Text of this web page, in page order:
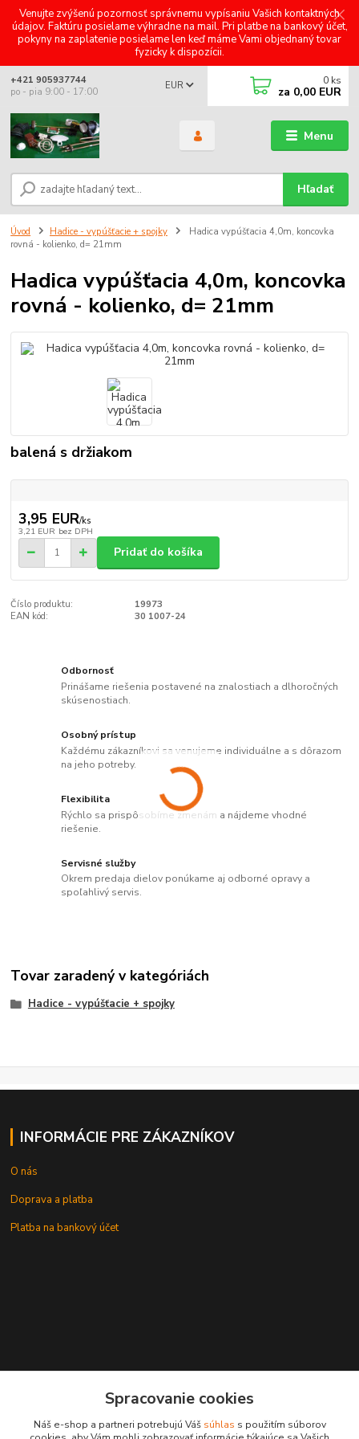
Venujte zvýšenú pozornosť správnemu vypísaniu Vašich kontaktných
údajov. Faktúru posielame výhradne na mail. Pri platbe na bankový účet,
pokyny na zaplatenie posielame len keď máme Vami objednaný tovar
fyzicky k dispozícii.
Menu
EUR
Hľadať
+421 905937744
po - pia 9:00 - 17:00
0 ks
za 0,00 EUR
Úvod Hadice - vypúšťacie + spojky
Hadica vypúšťacia 4,0m, koncovka
rovná - kolienko, d= 21mm
Hadica vypúšťacia 4,0m, koncovka
rovná - kolienko, d= 21mm
balená s držiakom
3,95 EUR/ks
3,21 EUR bez DPH
Pridať do košíka
Číslo produktu:
19973
EAN kód:
30 1007-24
Odbornosť
Prinášame riešenia postavené na znalostiach a dlhoročných
skúsenostiach.
Osobný prístup
Každému zákazníkovi sa venujeme individuálne a s dôrazom
na jeho potreby.
Flexibilita
Rýchlo sa prispôsobíme zmenám a nájdeme vhodné
riešenie.
Servisné služby
Okrem predaja dielov ponúkame aj odborné opravy a
spoľahlivý servis.
Tovar zaradený v kategóriách
Hadice - vypúšťacie + spojky
INFORMÁCIE PRE ZÁKAZNÍKOV
O nás
Doprava a platba
Platba na bankový účet
leksunsro@gmail.com
Spracovanie cookies
Náš e-shop a partneri potrebujú Váš súhlas s použitím súborov